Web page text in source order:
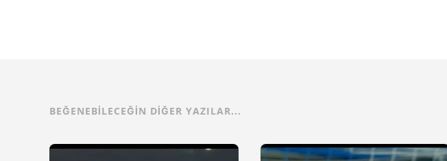
BEĞENEBILECEĞIN DIĞER YAZILAR...